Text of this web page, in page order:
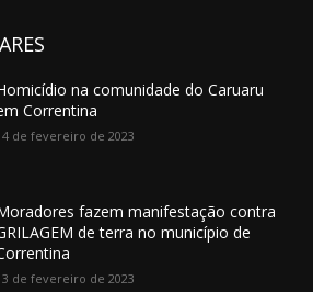
na comunidade do Caruaru
Correntina
de fevereiro de 2023
fazem manifestação contra
de terra no município de
de fevereiro de 2023